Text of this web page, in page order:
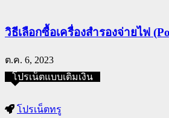
วิธีเลือกซื้อเครื่องสำรองจ่ายไฟ
ต.ค. 6, 2023
โปรเน็ตแบบเติมเงิน
โปรเน็ตทรู